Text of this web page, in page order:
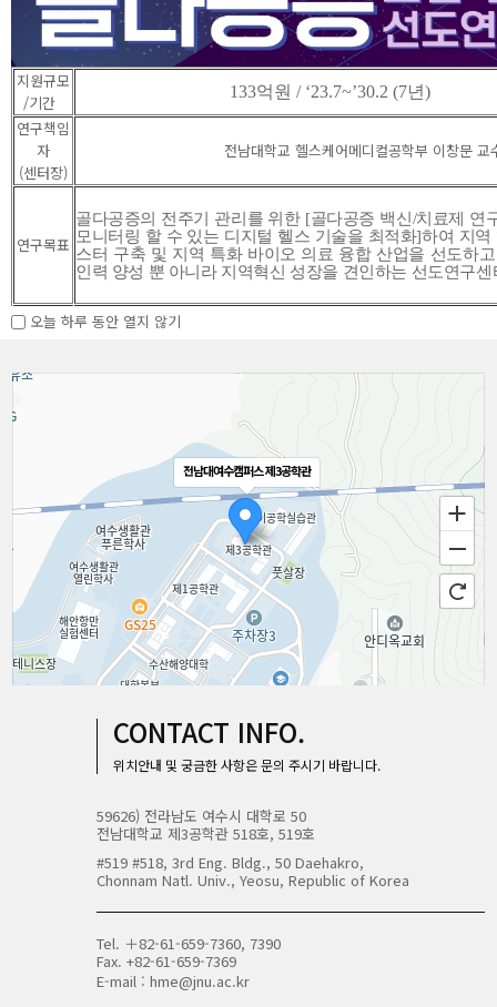
학부뉴스
전남대학교 정
영진 교수팀, 여
수장애인복지
관 너울가지축
제서 ‘페이스마
우스’ 시연
전남대 정영진
교수팀, 장흥 통
합의학박람회
서 ‘페이스마우
스’·‘디지털 미
러 테라피’ 공개
의공학과 및 헬
스케어메디컬
공학부 학생들,
“2024학년도
바이오헬스ICC
분야 학생-산업
KIMES 2024
국제의료기기&
병원설비전시
회 (KIMES
2024) 견학
전남대여수캠퍼스 제3공학관
로드뷰
CONTACT INFO.
위치안내 및 궁금한 사항은 문의 주시기 바랍니다.
59626) 전라남도 여수시 대학로 50
전남대학교 제3공학관 518호, 519호
#519 #518, 3rd Eng. Bldg., 50 Daehakro,
Chonnam Natl. Univ., Yeosu, Republic of Korea
Tel. ＋82-61-659-7360, 7390
Fax. +82-61-659-7369
E-mail : hme@jnu.ac.kr
지원규모
/기간
133억원 / ‘23.7~’30.2 (7년)
연구책임
자
(센터장)
전남대학교 헬스케어메디컬공학부 이창문 교
연구목표
골다공증의 전주기 관리를 위한 [골다공증 백신 /치료제 연
모니터링 할 수 있는 디지털 헬스 기술을 최적화]하여 지역
스터 구축 및 지역 특화 바이오 의료 융합 산업을 선도하
인력 양성 뿐 아니라 지역혁신 성장을 견인하는 선도연구
폼 연구 개발, 2단계:골다공성 골절 예측/맞춤형 치료 솔
오늘 하루 동안 열지 않기